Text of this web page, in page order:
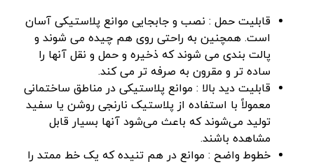
قابلیت حمل : نصب و جابجایی موانع پلاستیکی آسان
است. همچنین به راحتی روی هم چیده می شوند و
پالت بندی می شوند که ذخیره و حمل و نقل آنها را
ساده تر و مقرون به صرفه تر می کند.
قابلیت دید بالا : موانع پلاستیکی در مناطق ساختمانی
معمولاً با استفاده از پلاستیک نارنجی روشن یا سفید
تولید می‌شوند که باعث می‌شود آنها بسیار قابل
مشاهده باشند.
خطوط واضح : موانع در هم تنیده که یک خط ممتد را